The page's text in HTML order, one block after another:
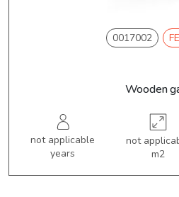
0017002
Wooden
not applicable
years
not
m2